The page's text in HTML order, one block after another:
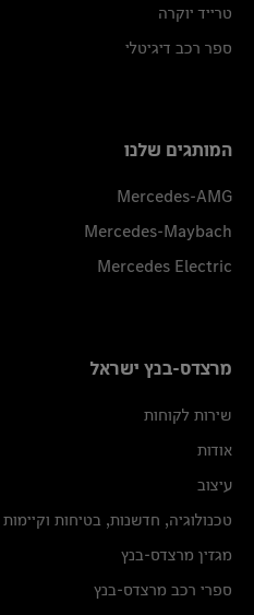
טרייד יוקרה
ספר רכב דיגיטלי
המותגים שלנו
Mercedes-AMG
Mercedes-Maybach
Mercedes Electric
מרצדס-בנץ ישראל
שירות לקוחות
אודות
עיצוב
טכנולוגיה, חדשנות, בטיחות וקיימות
מגזין מרצדס-בנץ
ספרי רכב מרצדס-בנץ